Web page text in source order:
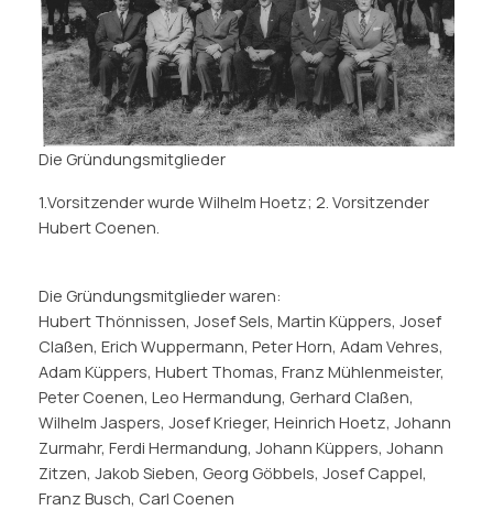
Die Gründungsmitglieder
1.Vorsitzender wurde Wilhelm Hoetz; 2. Vorsitzender
Hubert Coenen.
Die Gründungsmitglieder waren:
Hubert Thönnissen, Josef Sels, Martin Küppers, Josef
Claßen, Erich Wuppermann, Peter Horn, Adam Vehres,
Adam Küppers, Hubert Thomas, Franz Mühlenmeister,
Peter Coenen, Leo Hermandung, Gerhard Claßen,
Wilhelm Jaspers, Josef Krieger, Heinrich Hoetz, Johann
Zurmahr, Ferdi Hermandung, Johann Küppers, Johann
Zitzen, Jakob Sieben, Georg Göbbels, Josef Cappel,
Franz Busch, Carl Coenen